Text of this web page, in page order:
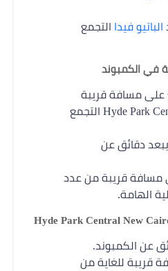
الباتيو فيدا التجمع
في الكمبوند
على مسافة قريبة
للغاية من كمبوند Hyde Park Central التجمع
يبعد دقائق عن
مسافة قريبة من عدد
الهامة.
عن الكمبوند.
قريبة للغاية من